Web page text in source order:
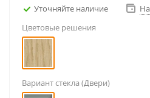
Уточняйте наличие
Цветовые решения
Вариант стекла (Двери)